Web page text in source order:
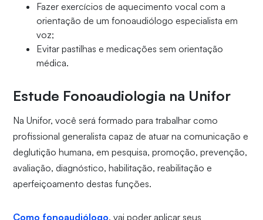
Fazer exercícios de aquecimento vocal com a
orientação de um fonoaudiólogo especialista em
voz;
Evitar pastilhas e medicações sem orientação
médica.
Estude Fonoaudiologia na Unifor
Na Unifor, você será formado para trabalhar como
profissional generalista capaz de atuar na comunicação e
deglutição humana, em pesquisa, promoção, prevenção,
avaliação, diagnóstico, habilitação, reabilitação e
aperfeiçoamento destas funções.
Como fonoaudiólogo, vai poder aplicar seus